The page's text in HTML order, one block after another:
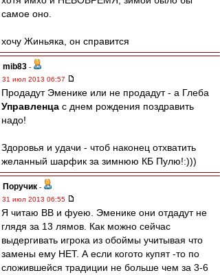
самое оно.
хочу Жиньяка, он справится
mib83 -
31 июл 2013 06:57
Продадут Эменике или не продадут - а Глеба
Управленца с днем рождения поздравить
надо!
Здоровья и удачи - чтоб наконец отхватить
желанный шарфик за зимнюю КБ Пулю!:)))
Поручик -
31 июл 2013 06:55
Я читаю ВВ и фуею. Эменике они отдадут не
глядя за 13 лямов. Как можно сейчас
выдергивать игрока из обоймы учитывая что
замены ему НЕТ. А если когото купят -то по
сложившейся традиции не больше чем за 3-6